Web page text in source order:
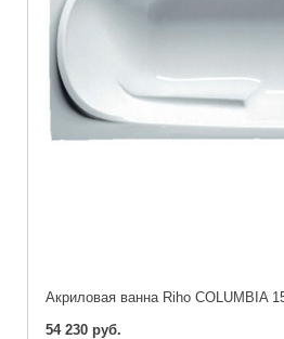
Акриловая ванна Riho COLUMBIA
54 230 руб.